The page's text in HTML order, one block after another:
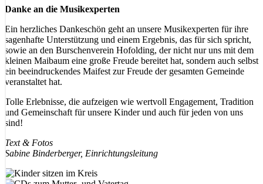
Danke an die Musikexperten
Ein herzliches Dankeschön geht an unsere Musikexperten für ihre
sagenhafte Unterstützung und einem Ergebnis, das für sich spricht,
sowie an den Burschenverein Hofolding, der nicht nur uns mit dem
kleinen Maibaum eine große Freude bereitet hat, sondern auch selbst
ein beeindruckendes Maifest zur Freude der gesamten Gemeinde
veranstaltet hat.
Tolle Erlebnisse, die aufzeigen wie wertvoll Engagement, Tradition
und Gemeinschaft für unsere Kinder und auch für jeden von uns
sind!
Text & Fotos
Sabine Binderberger, Einrichtungsleitung